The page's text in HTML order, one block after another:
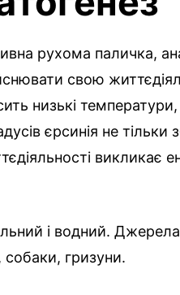
рухома паличка,
свою
низькі
єрсинія не тільки
викликає
і водний.
собаки, гризуни.